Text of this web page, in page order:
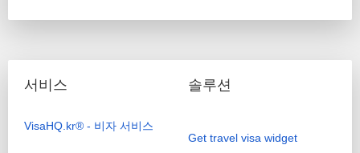
서비스
VisaHQ.kr® - 비자 서비스
솔루션
Get travel visa widget